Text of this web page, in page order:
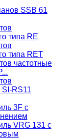
SSB 61
типа RE
типа RET
частотные
SI-RS11
3F с
VRG 131 с